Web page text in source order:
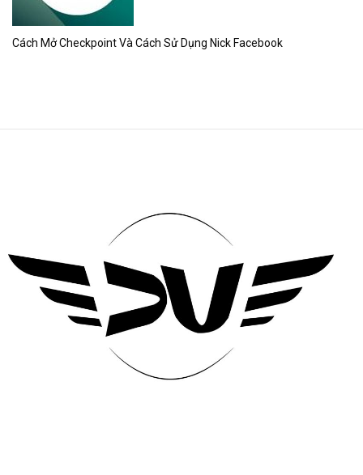
Cách Mở Checkpoint Và Cách Sử Dụng Nick Facebook